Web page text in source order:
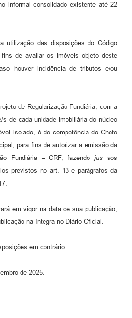
informal consolidado existente até 22
utilização das disposições do Código
fins de avaliar os imóveis objeto deste
houver incidência de tributos e/ou
de Regularização Fundiária, com a
s de cada unidade imobiliária do núcleo
isolado, é de competência do Chefe
para fins de autorizar a emissão da
Fundiária – CRF, fazendojus aos
previstos no art. 13 e parágrafos da
em vigor na data de sua publicação,
na íntegra no Diário Oficial.
em contrário.
de 2025.